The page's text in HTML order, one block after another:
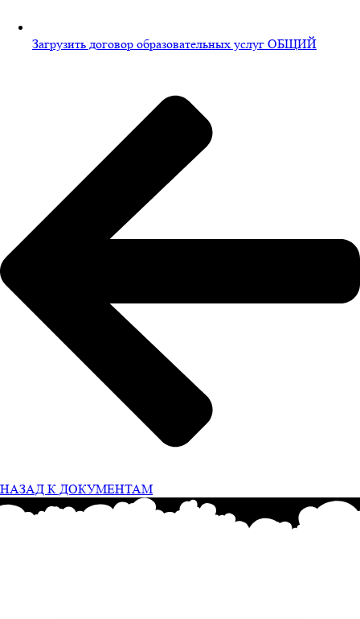
Загрузить договор образовательных услуг ОБЩИЙ
НАЗАД К ДОКУМЕНТАМ